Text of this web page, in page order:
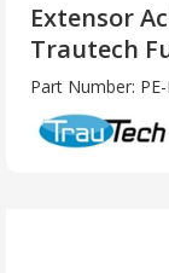
Extensor
Trautech
Part Number: PE-